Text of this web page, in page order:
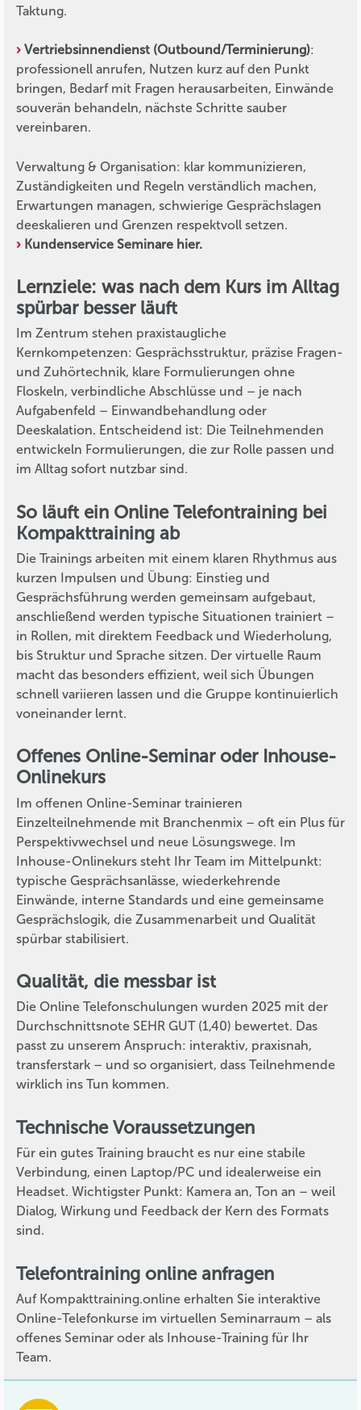
Taktung.
Vertriebsinnendienst (Outbound/Terminierung):
professionell anrufen, Nutzen kurz auf den Punkt
bringen, Bedarf mit Fragen herausarbeiten, Einwände
souverän behandeln, nächste Schritte sauber
vereinbaren.
Verwaltung & Organisation: klar kommunizieren,
Zuständigkeiten und Regeln verständlich machen,
Erwartungen managen, schwierige Gesprächslagen
deeskalieren und Grenzen respektvoll setzen.
Kundenservice Seminare hier.
Lernziele: was nach dem Kurs im Alltag
spürbar besser läuft
Im Zentrum stehen praxistaugliche
Kernkompetenzen: Gesprächsstruktur, präzise Fragen-
und Zuhörtechnik, klare Formulierungen ohne
Floskeln, verbindliche Abschlüsse und – je nach
Aufgabenfeld – Einwandbehandlung oder
Deeskalation. Entscheidend ist: Die Teilnehmenden
entwickeln Formulierungen, die zur Rolle passen und
im Alltag sofort nutzbar sind.
So läuft ein Online Telefontraining bei
Kompakttraining ab
Die Trainings arbeiten mit einem klaren Rhythmus aus
kurzen Impulsen und Übung: Einstieg und
Gesprächsführung werden gemeinsam aufgebaut,
anschließend werden typische Situationen trainiert –
in Rollen, mit direktem Feedback und Wiederholung,
bis Struktur und Sprache sitzen. Der virtuelle Raum
macht das besonders effizient, weil sich Übungen
schnell variieren lassen und die Gruppe kontinuierlich
voneinander lernt.
Offenes Online-Seminar oder Inhouse-
Onlinekurs
Im offenen Online-Seminar trainieren
Einzelteilnehmende mit Branchenmix – oft ein Plus für
Perspektivwechsel und neue Lösungswege. Im
Inhouse-Onlinekurs steht Ihr Team im Mittelpunkt:
typische Gesprächsanlässe, wiederkehrende
Einwände, interne Standards und eine gemeinsame
Gesprächslogik, die Zusammenarbeit und Qualität
spürbar stabilisiert.
Qualität, die messbar ist
Die Online Telefonschulungen wurden 2025 mit der
Durchschnittsnote SEHR GUT (1,40) bewertet. Das
passt zu unserem Anspruch: interaktiv, praxisnah,
transferstark – und so organisiert, dass Teilnehmende
wirklich ins Tun kommen.
Technische Voraussetzungen
Für ein gutes Training braucht es nur eine stabile
Verbindung, einen Laptop/PC und idealerweise ein
Headset. Wichtigster Punkt: Kamera an, Ton an – weil
Dialog, Wirkung und Feedback der Kern des Formats
sind.
Telefontraining online anfragen
Auf Kompakttraining.online erhalten Sie interaktive
Online-Telefonkurse im virtuellen Seminarraum – als
offenes Seminar oder als Inhouse-Training für Ihr
Team.